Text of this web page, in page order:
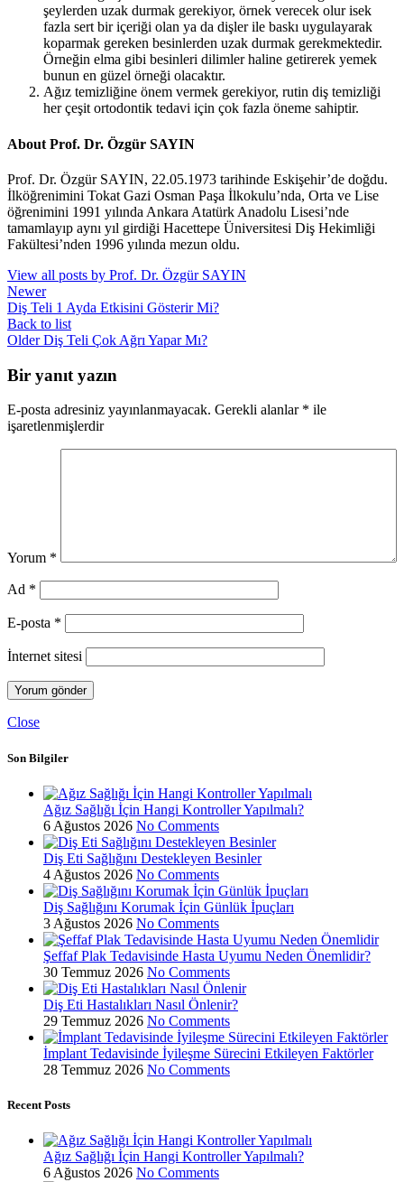
şeylerden uzak durmak gerekiyor, örnek verecek olur isek
fazla sert bir içeriği olan ya da dişler ile baskı uygulayarak
koparmak gereken besinlerden uzak durmak gerekmektedir.
Örneğin elma gibi besinleri dilimler haline getirerek yemek
bunun en güzel örneği olacaktır.
Ağız temizliğine önem vermek gerekiyor, rutin diş temizliği
her çeşit ortodontik tedavi için çok fazla öneme sahiptir.
About Prof. Dr. Özgür SAYIN
Prof. Dr. Özgür SAYIN, 22.05.1973 tarihinde Eskişehir’de doğdu.
İlköğrenimini Tokat Gazi Osman Paşa İlkokulu’nda, Orta ve Lise
öğrenimini 1991 yılında Ankara Atatürk Anadolu Lisesi’nde
tamamlayıp aynı yıl girdiği Hacettepe Üniversitesi Diş Hekimliği
Fakültesi’nden 1996 yılında mezun oldu.
View all posts by Prof. Dr. Özgür SAYIN
Newer
Diş Teli 1 Ayda Etkisini Gösterir Mi?
Back to list
Older Diş Teli Çok Ağrı Yapar Mı?
Bir yanıt yazın
E-posta adresiniz yayınlanmayacak. Gerekli alanlar * ile
işaretlenmişlerdir
Yorum *
Ad *
E-posta *
İnternet sitesi
Close
Son Bilgiler
Ağız Sağlığı İçin Hangi Kontroller Yapılmalı?
6 Ağustos 2026 No Comments
Diş Eti Sağlığını Destekleyen Besinler
4 Ağustos 2026 No Comments
Diş Sağlığını Korumak İçin Günlük İpuçları
3 Ağustos 2026 No Comments
Şeffaf Plak Tedavisinde Hasta Uyumu Neden Önemlidir?
30 Temmuz 2026 No Comments
Diş Eti Hastalıkları Nasıl Önlenir?
29 Temmuz 2026 No Comments
İmplant Tedavisinde İyileşme Sürecini Etkileyen Faktörler
28 Temmuz 2026 No Comments
Recent Posts
Ağız Sağlığı İçin Hangi Kontroller Yapılmalı?
6 Ağustos 2026 No Comments